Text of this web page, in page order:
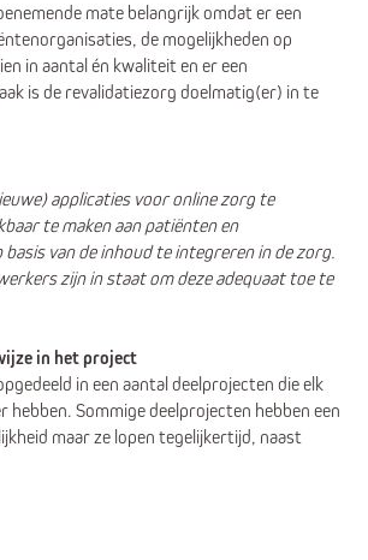
mate belangrijk omdat er een
de mogelijkheden op
in aantal én kwaliteit en er een
is de revalidatiezorg doelmatig(er) in te
applicaties voor online zorg te
te maken aan patiënten en
van de inhoud te integreren in de zorg.
zijn in staat om deze adequaat toe te
in het project
in een aantal deelprojecten die elk
hebben. Sommige deelprojecten hebben een
maar ze lopen tegelijkertijd, naast